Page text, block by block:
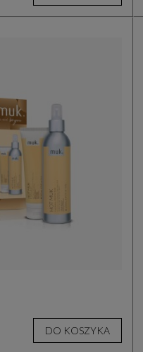
DO KOSZYKA